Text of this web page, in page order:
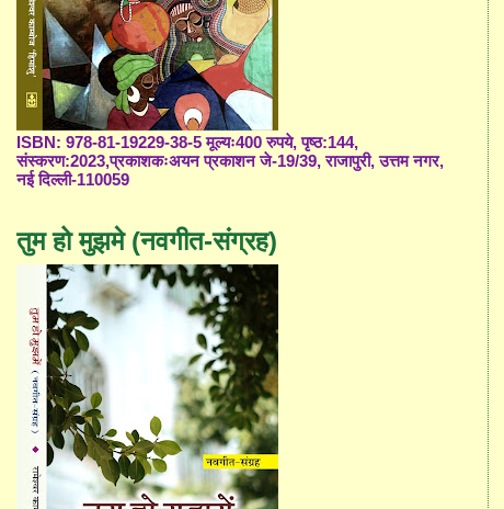
ISBN: 978-81-19229-38-5 मूल्यः400 रुपये, पृष्ठ:144,
संस्करण:2023,प्रकाशकःअयन प्रकाशन जे-19/39, राजापुरी, उत्तम नगर,
नई दिल्ली-110059
तुम हो मुझमे (नवगीत-संग्रह)